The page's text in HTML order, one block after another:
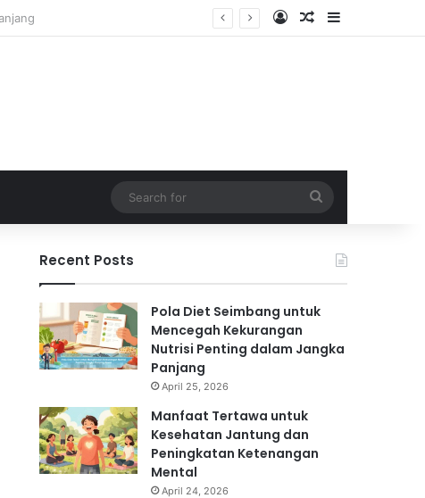
Log InRandom Article
Sidebar
for
Recent Posts
Pola Diet Seimbang untuk
Mencegah Kekurangan
Nutrisi Penting dalam Jangka
Panjang
April 25, 2026
Manfaat Tertawa untuk
Kesehatan Jantung dan
Peningkatan Ketenangan
Mental
April 24, 2026